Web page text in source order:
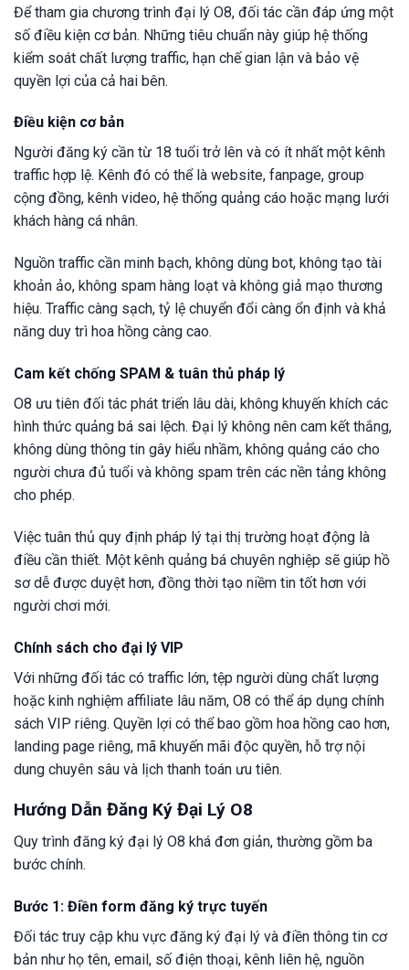
Để tham gia chương trình đại lý O8, đối tác cần đáp ứng một
số điều kiện cơ bản. Những tiêu chuẩn này giúp hệ thống
kiểm soát chất lượng traffic, hạn chế gian lận và bảo vệ
quyền lợi của cả hai bên.
Điều kiện cơ bản
Người đăng ký cần từ 18 tuổi trở lên và có ít nhất một kênh
traffic hợp lệ. Kênh đó có thể là website, fanpage, group
cộng đồng, kênh video, hệ thống quảng cáo hoặc mạng lưới
khách hàng cá nhân.
Nguồn traffic cần minh bạch, không dùng bot, không tạo tài
khoản ảo, không spam hàng loạt và không giả mạo thương
hiệu. Traffic càng sạch, tỷ lệ chuyển đổi càng ổn định và khả
năng duy trì hoa hồng càng cao.
Cam kết chống SPAM & tuân thủ pháp lý
O8 ưu tiên đối tác phát triển lâu dài, không khuyến khích các
hình thức quảng bá sai lệch. Đại lý không nên cam kết thắng,
không dùng thông tin gây hiểu nhầm, không quảng cáo cho
người chưa đủ tuổi và không spam trên các nền tảng không
cho phép.
Việc tuân thủ quy định pháp lý tại thị trường hoạt động là
điều cần thiết. Một kênh quảng bá chuyên nghiệp sẽ giúp hồ
sơ dễ được duyệt hơn, đồng thời tạo niềm tin tốt hơn với
người chơi mới.
Chính sách cho đại lý VIP
Với những đối tác có traffic lớn, tệp người dùng chất lượng
hoặc kinh nghiệm affiliate lâu năm, O8 có thể áp dụng chính
sách VIP riêng. Quyền lợi có thể bao gồm hoa hồng cao hơn,
landing page riêng, mã khuyến mãi độc quyền, hỗ trợ nội
dung chuyên sâu và lịch thanh toán ưu tiên.
Hướng Dẫn Đăng Ký Đại Lý O8
Quy trình đăng ký đại lý O8 khá đơn giản, thường gồm ba
bước chính.
Bước 1: Điền form đăng ký trực tuyến
Đối tác truy cập khu vực đăng ký đại lý và điền thông tin cơ
bản như họ tên, email, số điện thoại, kênh liên hệ, nguồn